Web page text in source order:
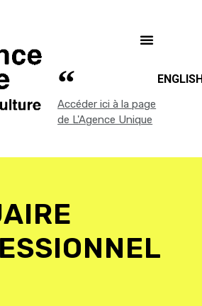
Accéder ici à la page
de L'Agence Unique